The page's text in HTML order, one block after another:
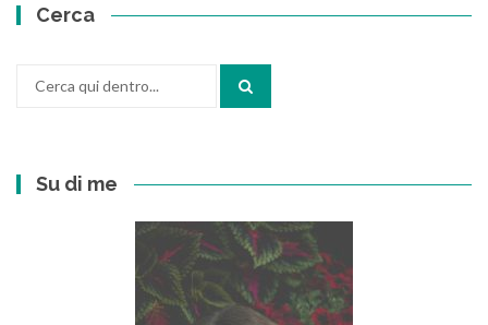
Cerca
Su di me